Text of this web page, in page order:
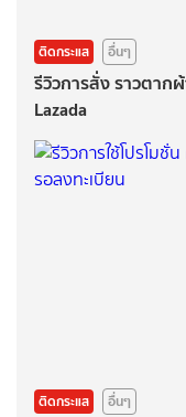
ติดกระแส อื่นๆ
รีวิวการสั่ง ราวตาก
Lazada
ติดกระแส อื่นๆ